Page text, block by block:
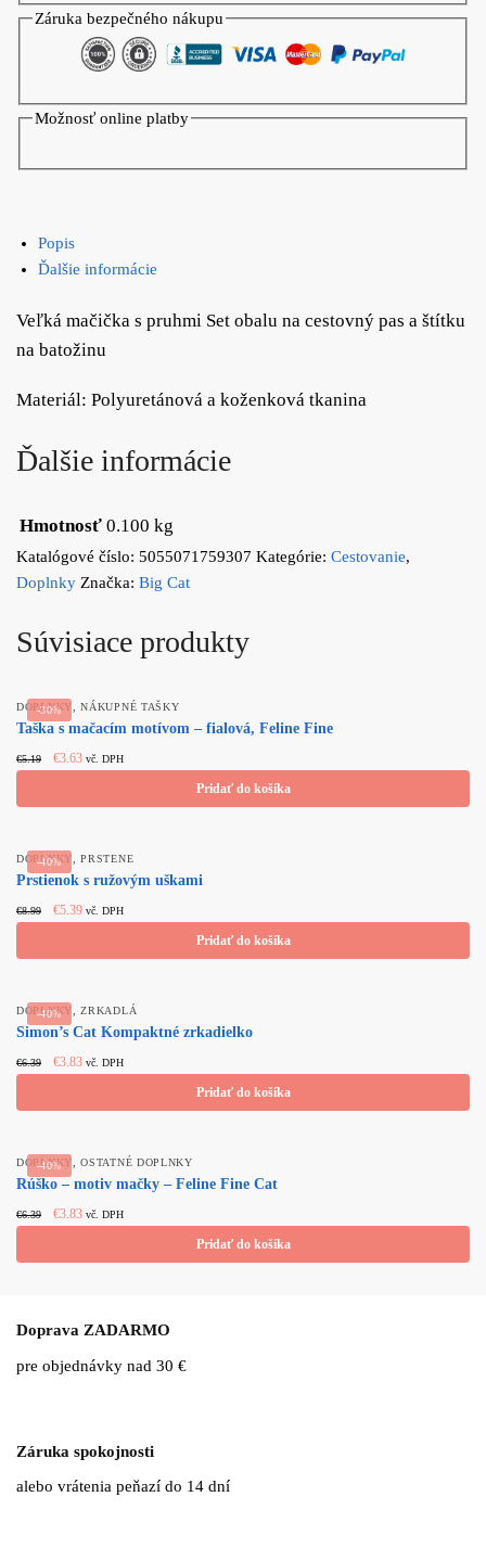
a
batožinu
Záruka bezpečného nákupu
Možnosť online platby
Popis
Ďalšie informácie
Veľká mačička s pruhmi Set obalu na cestovný pas a štítku
na batožinu
Materiál: Polyuretánová a koženková tkanina
Ďalšie informácie
Hmotnosť 0.100 kg
Katalógové číslo: 5055071759307 Kategórie: Cestovanie,
Doplnky Značka: Big Cat
Súvisiace produkty
-30%
DOPLNKY ,NÁKUPNÉ TAŠKY
Taška s mačacím motívom – fialová, Feline Fine
€5.19
Original
price
€3.63 Current
price
vč. DPH
Pridať do košíka
-40%
DOPLNKY ,PRSTENE
Prstienok s ružovým uškami
€8.99
Original
price
€5.39Current
price
vč. DPH
Pridať do košíka
-40%
DOPLNKY ,ZRKADLÁ
Simon’s Cat Kompaktné zrkadielko
€6.39
Original
price
€3.83 Current
price
vč. DPH
Pridať do košíka
-40%
DOPLNKY ,OSTATNÉ DOPLNKY
Rúško – motiv mačky – Feline Fine Cat
€6.39
Original
price
€3.83 Current
price
vč. DPH
Pridať do košíka
Doprava ZADARMO
pre objednávky nad 30 €
Záruka spokojnosti
alebo vrátenia peňazí do 14 dní